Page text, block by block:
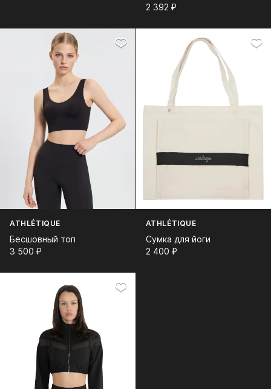
2 392⁠ ⁠₽
ATHLÉTIQUE
Бесшовный топ
3 500⁠ ⁠₽
ATHLÉTIQUE
Сумка для йоги
2 400⁠ ⁠₽